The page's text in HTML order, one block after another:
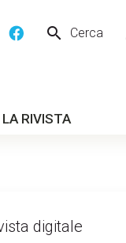
search Cerca
LA RIVISTA
digitale